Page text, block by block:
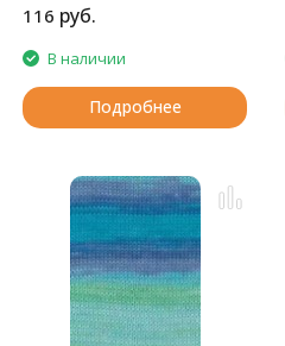
116 руб.
В наличии
Подробнее